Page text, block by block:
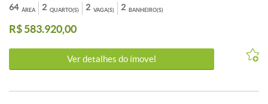
próximo a padaria, sacolão, supermercados, lotérica, ponto de
ônibus, táxi e fácil acesso ao centro.<br /><br />Apartamento
composto de :<br /><br />- 02 Quartos (piso em laminado de
porcelanato);<br /><br />- 02 Banhos sendo social e suite (piso em
cerâmica);<br /><br />- Cozinha americana com bancada em
ÁREA
64 QUARTO(S)
2 VAGA(S)
2 BANHEIRO(S)
2
R$ 583.920,00
Ver detalhes do ímovel